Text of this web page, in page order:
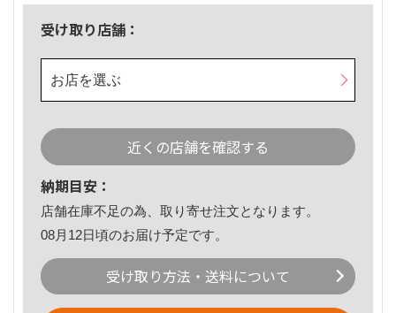
受け取り店舗：
お店を選ぶ
近くの店舗を確認する
納期目安：
店舗在庫不足の為、取り寄せ注文となります。
08月12日頃のお届け予定です。
受け取り方法・送料について